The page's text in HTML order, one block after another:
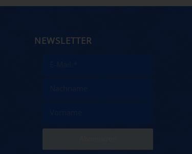
NEWSLETTER